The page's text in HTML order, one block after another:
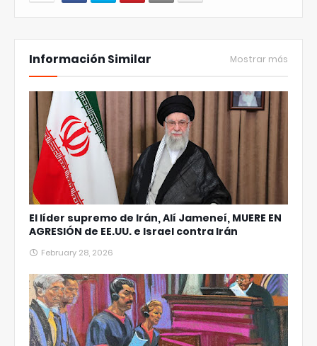
Información Similar Mostrar más
El líder supremo de Irán, Alí Jameneí, MUERE EN
AGRESIÓN de EE.UU. e Israel contra Irán
February 28, 2026